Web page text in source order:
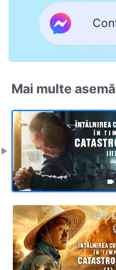
Mai multe